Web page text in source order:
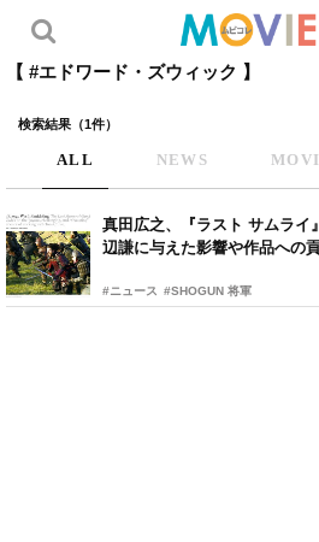
【 #エドワード・ズウィック 】
検索結果（1件）
ALL NEWS
真田広之、『ラスト サムライ
辺謙に与えた影響や作品への
#ニュース #SHOGUN 将軍